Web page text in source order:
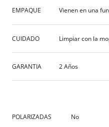
EMPAQUE Vienen en una
CUIDADO Limpiar con la
GARANTIA 2 Años
POLARIZADAS No